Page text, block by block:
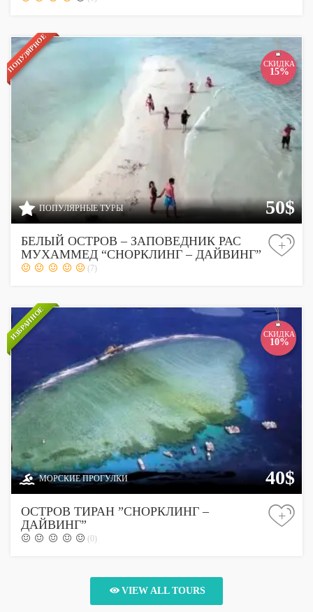
ПОПУЛЯРНОЕ СКИДКА
15%
ПОПУЛЯРНЫЕ ТУРЫ 50$
БЕЛЫЙ ОСТРОВ – ЗАПОВЕДНИК РАС
МУХАММЕД “СНОРКЛИНГ – ДАЙВИНГ”
(7)
+
ИЗБРАННОЕ СКИДКА
10%
МОРСКИЕ ПРОГУЛКИ 40$
ОСТРОВ ТИРАН ”СНОРКЛИНГ –
ДАЙВИНГ”
(0)
+
VIEW ALL TOURS